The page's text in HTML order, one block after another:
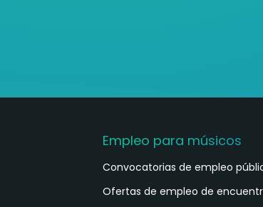
Empleo para músicos
Convocatorias de empleo
Ofertas de empleo de